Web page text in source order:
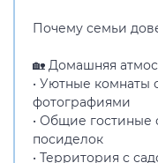
Почему семьи
🏡 Домашняя
• Уютные
фотографиями
• Общие гостиные
посиделок
• Территория с